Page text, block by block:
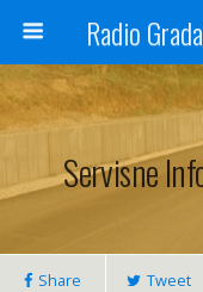
Servisne
Share Tweet